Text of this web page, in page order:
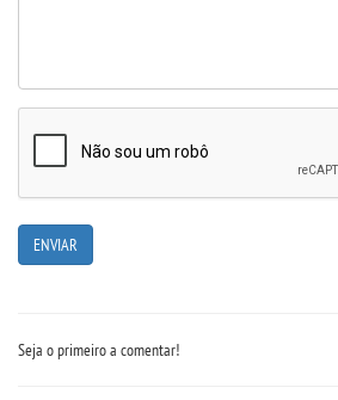
PORTAL DE ALUNOS
UNIESP
Seja o primeiro a comentar!